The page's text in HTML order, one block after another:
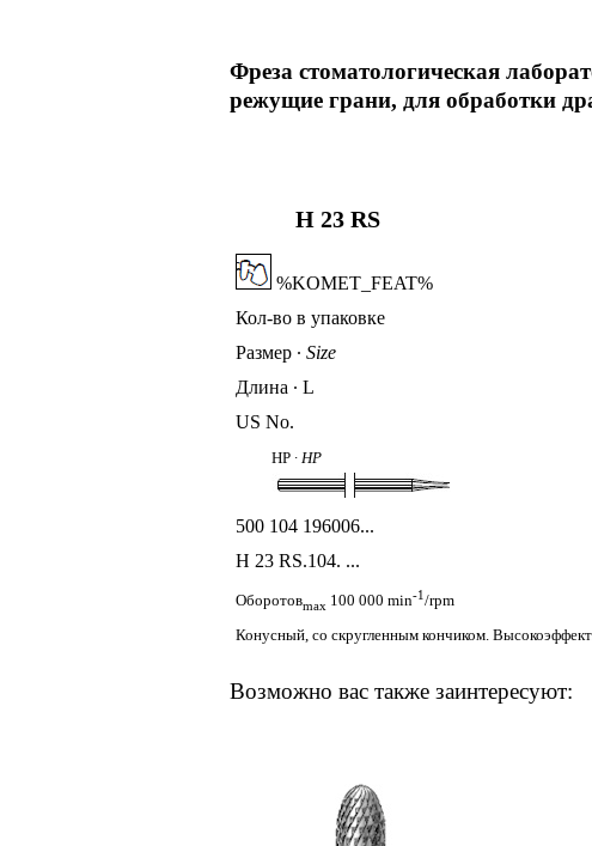
Фреза стоматологическая
режущие грани, для обработки
H 23 RS
%KOMET_FEAT%
Кол-во в упаковке
Размер ∙ Size
Длина ∙ L
US No.
HP ∙ HP
500 104 196006...
H 23 RS.104. ...
Оборотовmax 100 000 min-1 /rpm
Конусный, со скругленным кончиком.
Возможно вас также заинтересуют: